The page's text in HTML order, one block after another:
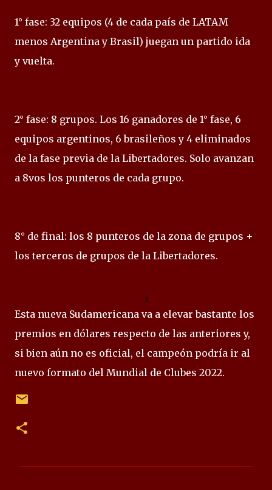
1° fase: 32 equipos (4 de cada país de LATAM
menos Argentina y Brasil) juegan un partido ida
y vuelta.
2° fase: 8 grupos. Los 16 ganadores de 1° fase, 6
equipos argentinos, 6 brasileños y 4 eliminados
de la fase previa de la Libertadores. Solo avanzan
a 8vos los punteros de cada grupo.
8° de final: los 8 punteros de la zona de grupos +
los terceros de grupos de la Libertadores.
Esta nueva Sudamericana va a elevar bastante los
premios en dólares respecto de las anteriores y,
si bien aún no es oficial, el campeón podría ir al
nuevo formato del Mundial de Clubes 2022.